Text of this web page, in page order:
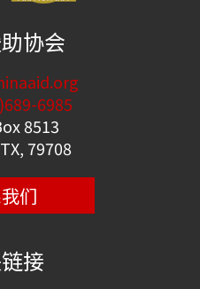
协会
6985
8513
79708
们
接